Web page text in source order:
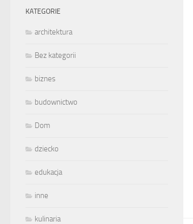
KATEGORIE
architektura
Bez kategorii
biznes
budownictwo
Dom
dziecko
edukacja
inne
kulinaria